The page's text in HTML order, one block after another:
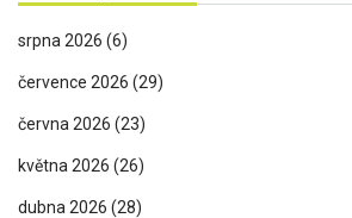
srpna 2026 (6)
července 2026 (29)
června 2026 (23)
května 2026 (26)
dubna 2026 (28)